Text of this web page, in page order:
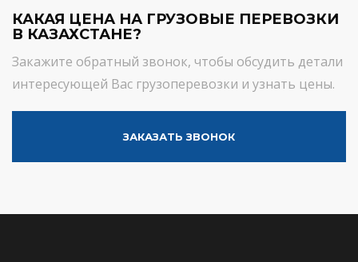
КАКАЯ ЦЕНА НА ГРУЗОВЫЕ ПЕРЕВОЗКИ
В КАЗАХСТАНЕ?
Закажите обратный звонок, чтобы обсудить детали
интересующей Вас грузоперевозки и узнать цены.
ЗАКАЗАТЬ ЗВОНОК